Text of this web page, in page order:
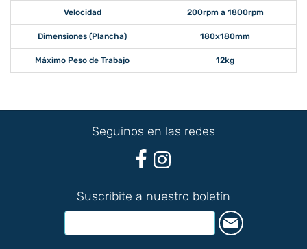
Velocidad 200rpm a 1800rpm
Dimensiones (Plancha) 180x180mm
Máximo Peso de Trabajo 12kg
Seguinos en las redes
Suscribite a nuestro boletín